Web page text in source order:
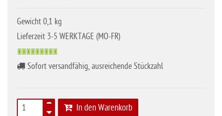
Gewicht 0,1 kg
Lieferzeit 3-5 WERKTAGE (MO-FR)
Sofort versandfähig, ausreichende Stückzahl
In den Warenkorb